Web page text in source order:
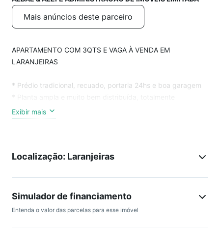
Mais anúncios deste parceiro
APARTAMENTO COM 3QTS E VAGA À VENDA EM
LARANJEIRAS
* Prédio tradicional, recuado, portaria 24hs e boa garagem
reformado
* Imóvel silencioso, hall, sala retangular em dois ambientes
dependência completa
primeira !!
* 1 vaga
Exibir mais
Localização: Laranjeiras
Simulador de financiamento
Entenda o valor das parcelas para esse imóvel